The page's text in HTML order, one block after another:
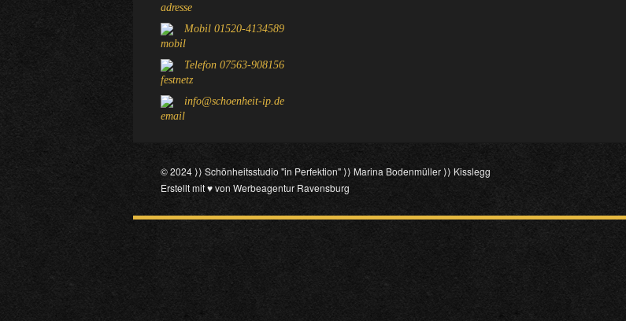
Mobil 01520-4134589
Telefon 07563-908156
info@schoenheit-ip.de
© 2024 ⟩⟩ Schönheitsstudio "in Perfektion" ⟩⟩ Marina Bodenmüller ⟩⟩ Kisslegg
Erstellt mit ♥ von Werbeagentur Ravensburg